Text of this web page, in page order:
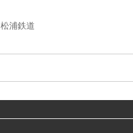
松浦鉄道